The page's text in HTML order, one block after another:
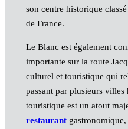
son centre historique
de France.
Le Blanc est également
importante sur la route
culturel et touristique qui
passant par plusieurs
touristique est un atout
restaurantgastronomique,